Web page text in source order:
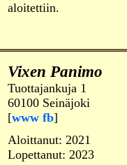
aloitettiin.
Vixen Panimo
Tuottajankuja 1
60100 Seinäjoki
[www fb]
Aloittanut: 2021
Lopettanut: 2023